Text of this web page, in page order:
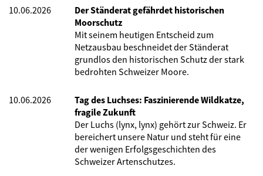
10.06.2026
Der Ständerat gefährdet historischen
Moorschutz
Mit seinem heutigen Entscheid zum
Netzausbau beschneidet der Ständerat
grundlos den historischen Schutz der stark
bedrohten Schweizer Moore.
10.06.2026
Tag des Luchses: Faszinierende Wildkatze,
fragile Zukunft
Der Luchs (lynx, lynx) gehört zur Schweiz. Er
bereichert unsere Natur und steht für eine
der wenigen Erfolgsgeschichten des
Schweizer Artenschutzes.